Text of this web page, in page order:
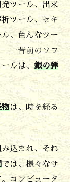
ツール、出来
ツール、セキ
、色んなツー
一昔前のソフ
ルは、 銀の弾
物は、時を経る
込まれ、それ
では、様々なサ
コンピュータ